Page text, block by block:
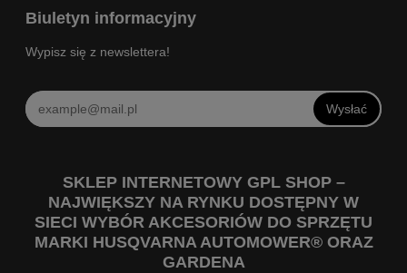
Biuletyn informacyjny
Wypisz się z newslettera!
Wysłać
SKLEP INTERNETOWY GPL SHOP –
NAJWIĘKSZY NA RYNKU DOSTĘPNY W
SIECI WYBÓR AKCESORIÓW DO SPRZĘTU
MARKI HUSQVARNA AUTOMOWER® ORAZ
GARDENA